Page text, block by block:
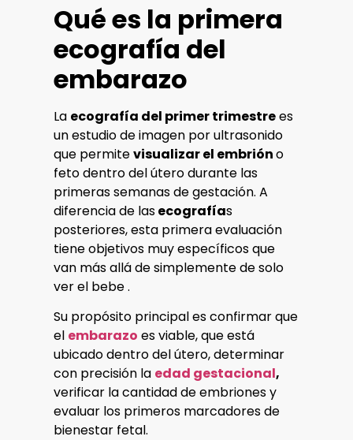
Qué es la primera
ecografía del
embarazo
La ecografía del primer trimestrees
un estudio de imagen por ultrasonido
que permitevisualizar el embrióno
feto dentro del útero durante las
primeras semanas de gestación. A
diferencia de lasecografías
posteriores, esta primera evaluación
tiene objetivos muy específicos que
van más allá de simplemente de solo
ver el bebe .
Su propósito principal es confirmar que
el embarazo es viable, que está
ubicado dentro del útero, determinar
con precisión la edad gestacional,
verificar la cantidad de embriones y
evaluar los primeros marcadores de
bienestar fetal.